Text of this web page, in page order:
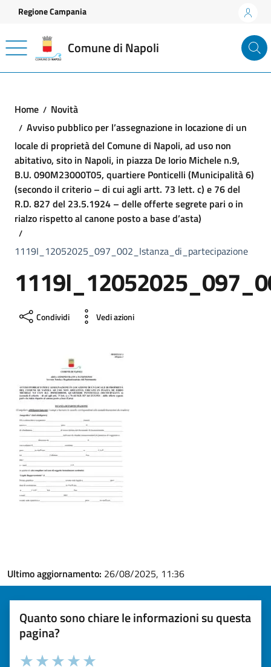
Vai ai contenuti
Vai al footer
Regione Campania
Comune di Napoli
Home
Novità
Avviso pubblico per l’assegnazione in locazione di un
locale di proprietà del Comune di Napoli, ad uso non
abitativo, sito in Napoli, in piazza De Iorio Michele n.9,
B.U. 090M23000T05, quartiere Ponticelli (Municipalità 6)
(secondo il criterio – di cui agli artt. 73 lett. c) e 76 del
R.D. 827 del 23.5.1924 – delle offerte segrete pari o in
rialzo rispetto al canone posto a base d’asta)
1119I_12052025_097_002_Istanza_di_partecipazione
Condividi Vedi azioni
Ultimo aggiornamento: 26/08/2025, 11:36
Quanto sono chiare le informazioni su questa
pagina?
Valuta la chiarezza delle informazioni (da 1 a 5 stelle)
Seleziona il numero di stelle per valutare la chiarezza delle